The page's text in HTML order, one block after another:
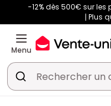
-12% dès 500€ sur
Plus
Menu